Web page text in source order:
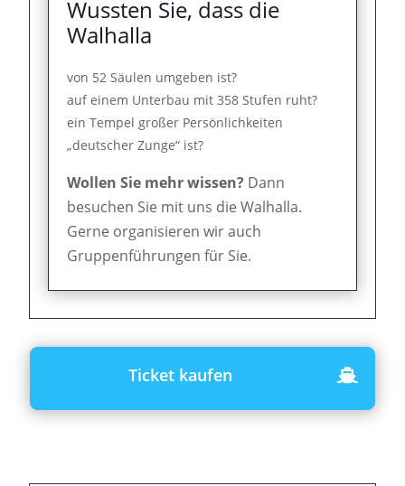
Wussten Sie, dass die
Walhalla
von 52 Säulen umgeben ist?
auf einem Unterbau mit 358 Stufen ruht?
ein Tempel großer Persönlichkeiten
„deutscher Zunge“ ist?
Wollen Sie mehr wissen? Dann
besuchen Sie mit uns die Walhalla.
Gerne organisieren wir auch
Gruppenführungen für Sie.
Ticket kaufen